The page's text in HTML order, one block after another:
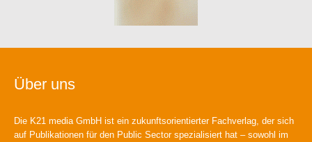
Über uns
Die K21 media GmbH ist ein zukunftsorientierter Fachverlag, der sich
auf Publikationen für den Public Sector spezialisiert hat – sowohl im